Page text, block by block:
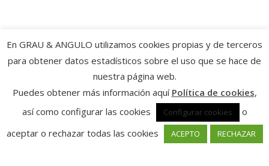
En GRAU & ANGULO utilizamos cookies propias y de terceros
para obtener datos estadísticos sobre el uso que se hace de
nuestra página web.
Puedes obtener más información aquí Política de cookies,
así como configurar las cookies
Configurar cookies
o
aceptar o rechazar todas las cookies
ACEPTO RECHAZAR